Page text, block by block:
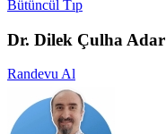
Bütüncül Tıp
Dr. Dilek Çulha Adar
Randevu Al